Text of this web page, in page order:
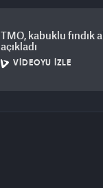
TMO, kabuklu fındık
açıkladı
VIDEOYU İZLE